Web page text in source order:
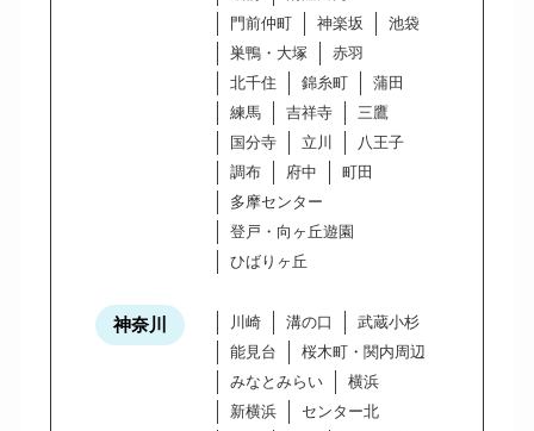
門前仲町
神楽坂
池袋
巣鴨・大塚
赤羽
北千住
錦糸町
蒲田
練馬
吉祥寺
三鷹
国分寺
立川
八王子
調布
府中
町田
多摩センター
登戸・向ヶ丘遊園
ひばりヶ丘
神奈川 川崎 溝の口
武蔵小杉
能見台
桜木町・関内周辺
みなとみらい
横浜
新横浜
センター北